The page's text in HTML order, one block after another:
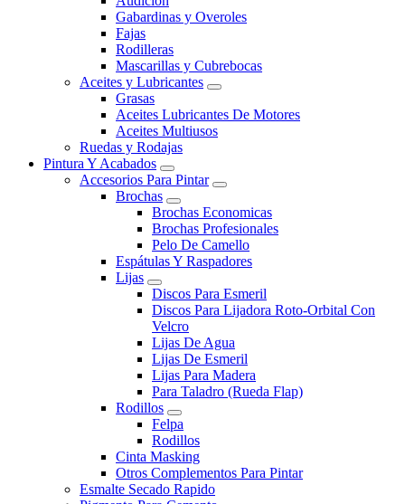
Gabardinas y Overoles
Fajas
Rodilleras
Mascarillas y Cubrebocas
Aceites y Lubricantes
Grasas
Aceites Lubricantes De Motores
Aceites Multiusos
Ruedas y Rodajas
Pintura Y Acabados
Accesorios Para Pintar
Brochas
Brochas Economicas
Brochas Profesionales
Pelo De Camello
Espátulas Y Raspadores
Lijas
Discos Para Esmeril
Discos Para Lijadora Roto-Orbital Con
Velcro
Lijas De Agua
Lijas De Esmeril
Lijas Para Madera
Para Taladro (Rueda Flap)
Rodillos
Felpa
Rodillos
Cinta Masking
Otros Complementos Para Pintar
Esmalte Secado Rapido